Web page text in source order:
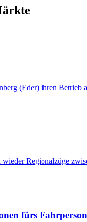
(Eder) ihren Betrieb
Regionalzüge
fürs